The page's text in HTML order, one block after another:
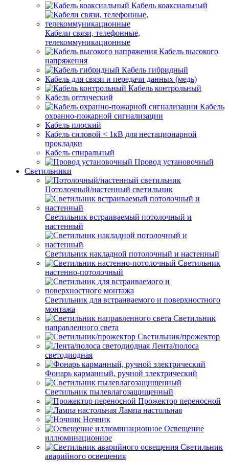
Кабель коаксиальный
Кабели связи, телефонные,
телекоммуникационные
Кабель высокого
напряжения
Кабель гибридный
Кабель для связи и передачи данных (медь)
Кабель контрольный
Кабель оптический
Кабель
охранно-пожарной сигнализации
Кабель плоский
Кабель силовой < 1кВ для нестационарной
прокладки
Кабель спиральный
Провод установочный
Светильники
Потолочный/настенный светильник
Светильник встраиваемый потолочный и
настенный
Светильник накладной потолочный и настенный
Светильник
настенно-потолочный
Светильник для встраиваемого и поверхностного
монтажа
Светильник
направленного света
Светильник/прожектор
Лента/полоса
светодиодная
Фонарь карманный, ручной электрический
Светильник пылевлагозащищенный
Прожектор переносной
Лампа настольная
Ночник
Освещение
иллюминационное
Светильник
аварийного освещения